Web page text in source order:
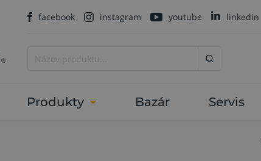
facebook instagram youtube linkedin
Produkty Bazár Servis